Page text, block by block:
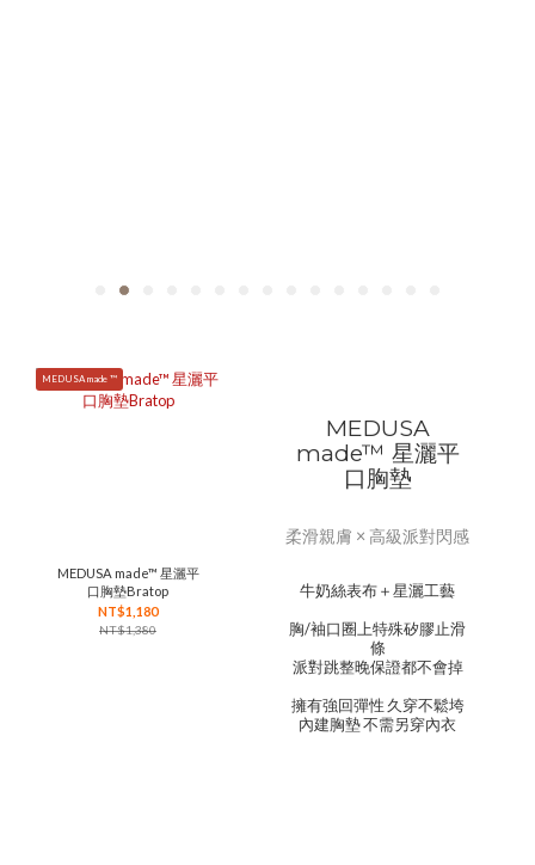
MEDUSA made ™
MEDUSA made™ 星灑平
口胸墊Bratop
NT$1,180
NT$1,380
MEDUSA
made™ 星灑平
口胸墊
柔滑親膚 × 高級派對閃感
牛奶絲表布＋星灑工藝
胸/袖口圈上特殊矽膠止滑
條
派對跳整晚保證都不會掉
擁有強回彈性 久穿不鬆垮
內建胸墊 不需另穿內衣